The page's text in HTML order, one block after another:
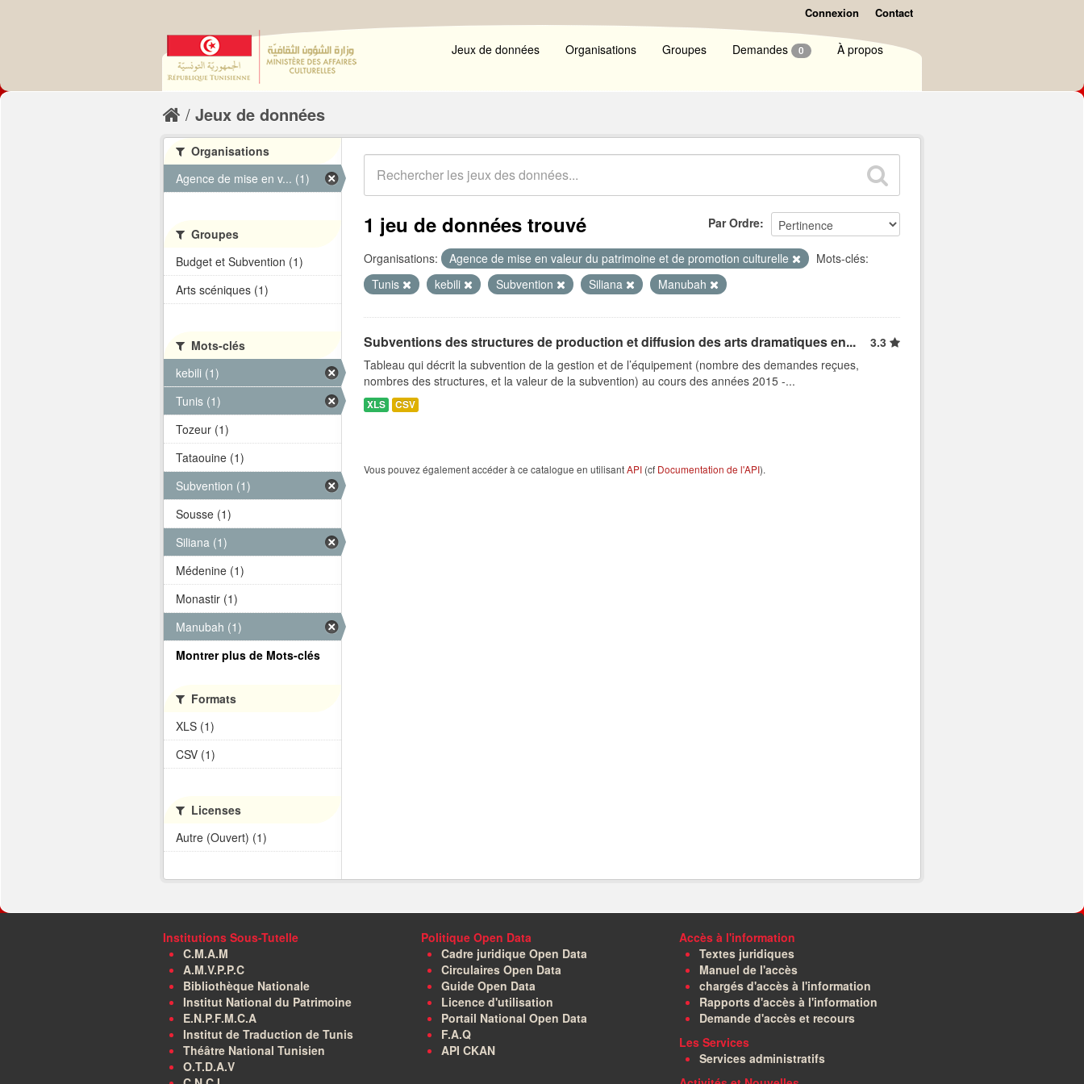
Connexion Contact
Jeux de données Organisations Groupes Demandes 0 À propos
Jeux de données
Par Ordre
1 jeu de données trouvé
Organisations: Agence de mise en valeur du patrimoine et de promotion culturelle
Mots-clés:
Tunis
kebili Subvention Siliana Manubah
Subventions des structures de production et diffusion des arts dramatiques en...
3.3
Tableau qui décrit la subvention de la gestion et de l’équipement (nombre des demandes reçues,
nombres des structures, et la valeur de la subvention) au cours des années 2015 -...
XLS CSV
Vous pouvez également accéder à ce catalogue en utilisantAPI (cf Documentation de l'API).
Organisations
Agence de mise en v... (1)
Groupes
Budget et Subvention (1)
Arts scéniques (1)
Mots-clés
kebili (1)
Tunis (1)
Tozeur (1)
Tataouine (1)
Subvention (1)
Sousse (1)
Siliana (1)
Médenine (1)
Monastir (1)
Manubah (1)
Montrer plus de Mots-clés
Formats
XLS (1)
CSV (1)
Licenses
Autre (Ouvert) (1)
Institutions Sous-Tutelle
C.M.A.M
A.M.V.P.P.C
Bibliothèque Nationale
Institut National du Patrimoine
E.N.P.F.M.C.A
Institut de Traduction de Tunis
Théâtre National Tunisien
O.T.D.A.V
Politique Open Data
Cadre juridique Open Data
Circulaires Open Data
Guide Open Data
Licence d'utilisation
Portail National Open Data
F.A.Q
API CKAN
Accès à l'information
Textes juridiques
Manuel de l'accès
chargés d'accès à l'information
Rapports d'accès à l'information
Demande d'accès et recours
Les Services
Services administratifs